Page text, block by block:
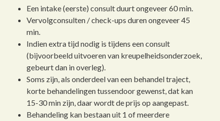
Een intake (eerste) consult duurt ongeveer 60 min.
Vervolgconsulten / check-ups duren ongeveer 45
min.
Indien extra tijd nodig is tijdens een consult
(bijvoorbeeld uitvoeren van kreupelheidsonderzoek,
gebeurt dan in overleg).
Soms zijn, als onderdeel van een behandel traject,
korte behandelingen tussendoor gewenst, dat kan
15-30 min zijn, daar wordt de prijs op aangepast.
Behandeling kan bestaan uit 1 of meerdere